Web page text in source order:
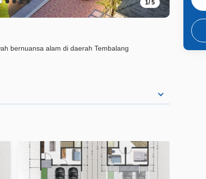
1/5
bernuansa alam di daerah Tembalang